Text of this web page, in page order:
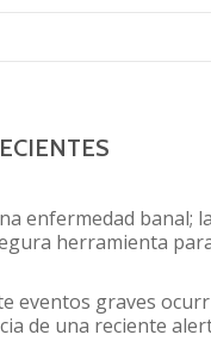
enfermedad banal;
herramienta
eventos graves
de una reciente